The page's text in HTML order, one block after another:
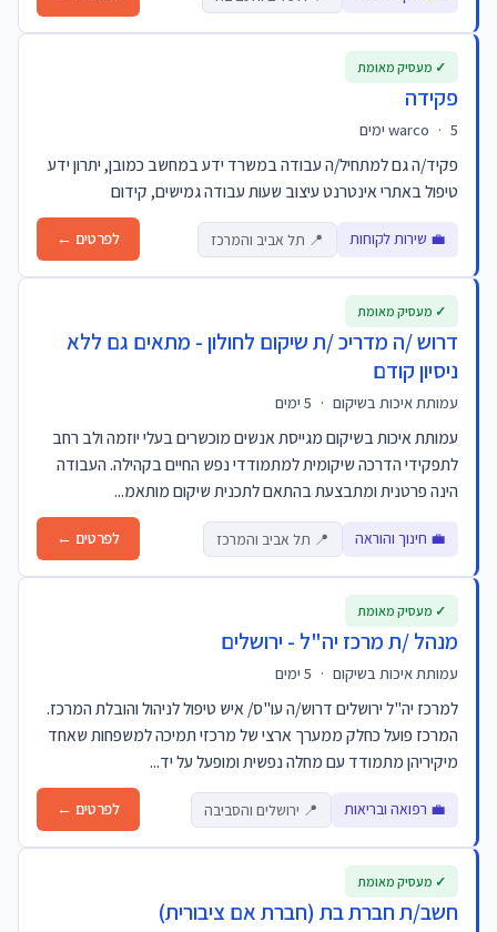
פקידה
warco · 5 ימים
פקיד/ה גם למתחיל/ה עבודה במשרד ידע במחשב כמובן, יתרון ידע
טיפול באתרי אינטרנט עיצוב שעות עבודה גמישים, קידום
💼 שירות לקוחות 📍 תל אביב והמרכז לפרטים ←
✓ מעסיק מאומת
דרוש /ה מדריכ /ת שיקום לחולון - מתאים גם ללא
ניסיון קודם
עמותת איכות בשיקום ·
עמותת איכות בשיקום מגייסת אנשים מוכשרים בעלי יוזמה ולב רחב
לתפקידי הדרכה שיקומית למתמודדי נפש החיים בקהילה. העבודה
הינה פרטנית ומתבצעת בהתאם לתכנית שיקום מותאמ...
💼 חינוך והוראה 📍 תל אביב והמרכז לפרטים ←
✓ מעסיק מאומת
מנהל /ת מרכז יה"ל - ירושלים
עמותת איכות בשיקום ·
למרכז יה"ל ירושלים דרוש/ה עו"ס/ איש טיפול לניהול והובלת המרכז.
המרכז פועל כחלק ממערך ארצי של מרכזי תמיכה למשפחות שאחד
מיקיריהן מתמודד עם מחלה נפשית ומופעל על יד...
💼 רפואה ובריאות 📍 ירושלים והסביבה לפרטים ←
✓ מעסיק מאומת
חשב/ת חברת בת (חברת אם ציבורית)
✓ מעסיק מאומת